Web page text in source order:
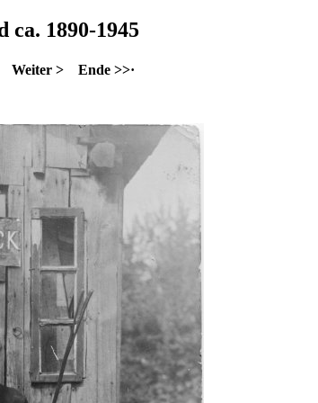
ca. 1890-1945
Weiter >
Ende >>·